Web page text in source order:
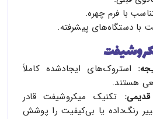
با فرم چهره.
با دستگاه‌های پیشرفته.
: استروک‌های ایجادشده کاملاً
هستند.
: تکنیک میکروشیفت قادر
رنگ‌داده یا بی‌کیفیت را پوشش